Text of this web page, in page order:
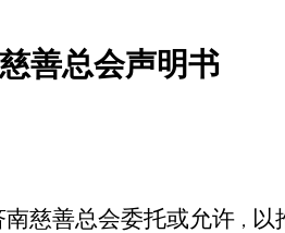
善总会声明书
慈善总会委托或允许 ， 以